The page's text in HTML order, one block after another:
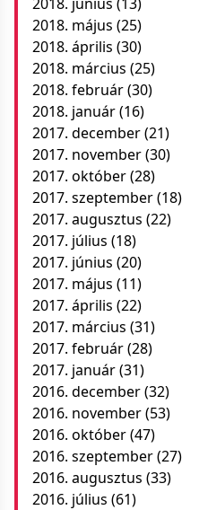
2018. május (25)
2018. április (30)
2018. március (25)
2018. február(30)
2018. január(16)
2017. december(21)
2017. november(30)
2017. október(28)
2017. szeptember(18)
2017. augusztus (22)
2017. július (18)
2017. június (20)
2017. május (11)
2017. április (22)
2017. március (31)
2017. február(28)
2017. január(31)
2016. december(32)
2016. november(53)
2016. október(47)
2016. szeptember(27)
2016. augusztus (33)
2016. július (61)